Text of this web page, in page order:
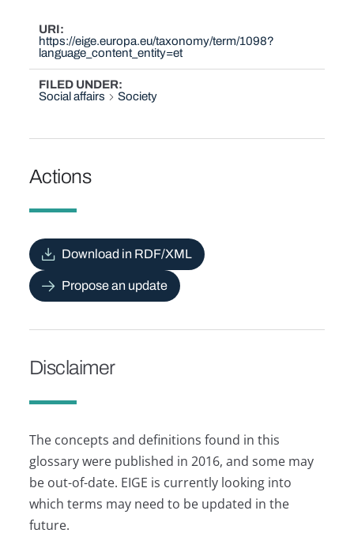
URI
https://eige.europa.eu/taxonomy/term/1098?
language_content_entity=et
FILED UNDER
Social affairs
Society
Actions
Download in RDF/XML
Propose an update
Disclaimer
The concepts and definitions found in this
glossary were published in 2016, and some may
be out-of-date. EIGE is currently looking into
which terms may need to be updated in the
future.